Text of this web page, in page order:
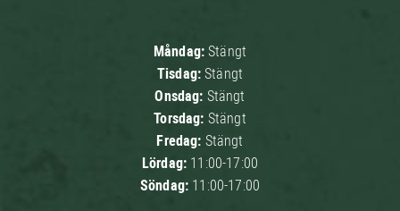
Måndag:Stängt
Tisdag:Stängt
Onsdag: Stängt
Torsdag: Stängt
Fredag: Stängt
Lördag: 11:00-17:00
Söndag: 11:00-17:00